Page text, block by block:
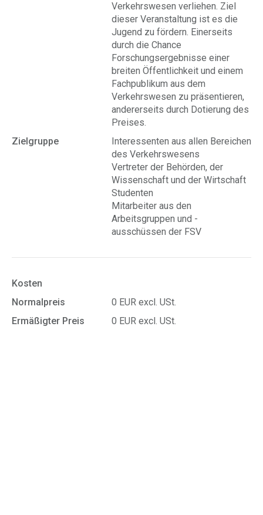
Verkehrswesen verliehen. Ziel
dieser Veranstaltung ist es die
Jugend zu fördern. Einerseits
durch die Chance
Forschungsergebnisse einer
breiten Öffentlichkeit und einem
Fachpublikum aus dem
Verkehrswesen zu präsentieren,
andererseits durch Dotierung des
Preises.
Zielgruppe
Interessenten aus allen Bereichen
des Verkehrswesens
Vertreter der Behörden, der
Wissenschaft und der Wirtschaft
Studenten
Mitarbeiter aus den
Arbeitsgruppen und -
ausschüssen der FSV
Kosten
Normalpreis
0 EUR excl. USt.
Ermäßigter Preis
0 EUR excl. USt.